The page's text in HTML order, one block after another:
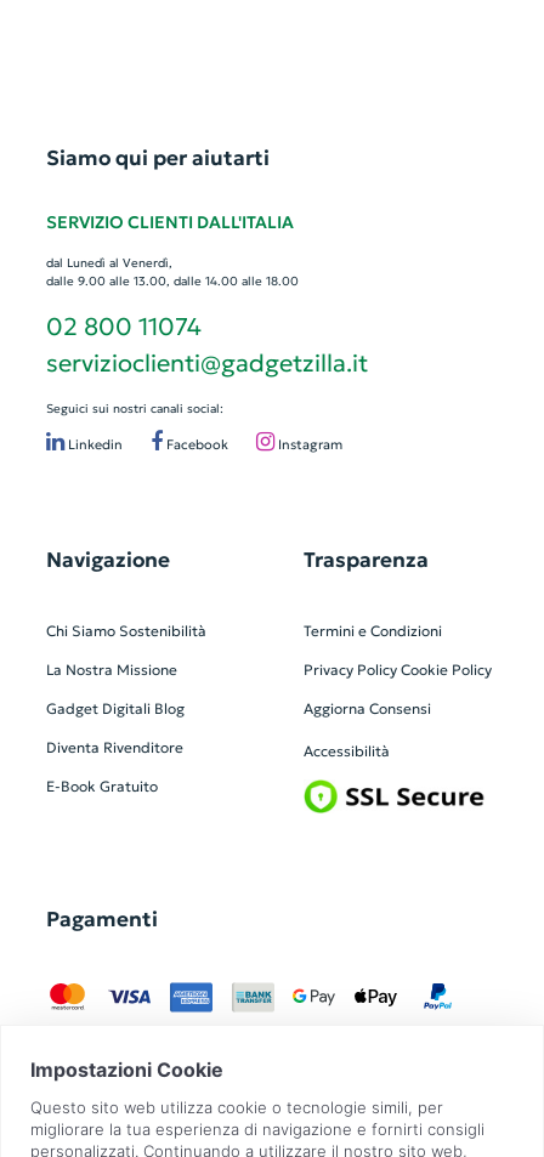
Siamo qui per aiutarti
SERVIZIO CLIENTI DALL'ITALIA
dal Lunedì al Venerdì,
dalle 9.00 alle 13.00, dalle 14.00 alle 18.00
02 800 11074
servizioclienti@gadgetzilla.it
Seguici sui nostri canali social:
Linkedin Facebook Instagram
Navigazione
Chi Siamo Sostenibilità
La Nostra Missione
Gadget Digitali Blog
Diventa Rivenditore
E-Book Gratuito
Trasparenza
Termini e Condizioni
Privacy Policy Cookie Policy
Aggiorna Consensi
Accessibilità
Pagamenti
GadgetZilla è un Brand di Overbi S.r.l.| realizzato conContit | © 2026 Tutti